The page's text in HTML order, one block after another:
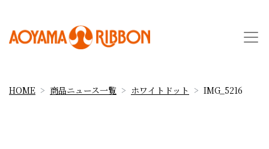
HOME 商品ニュース一覧 ホワイトドット IMG_5216